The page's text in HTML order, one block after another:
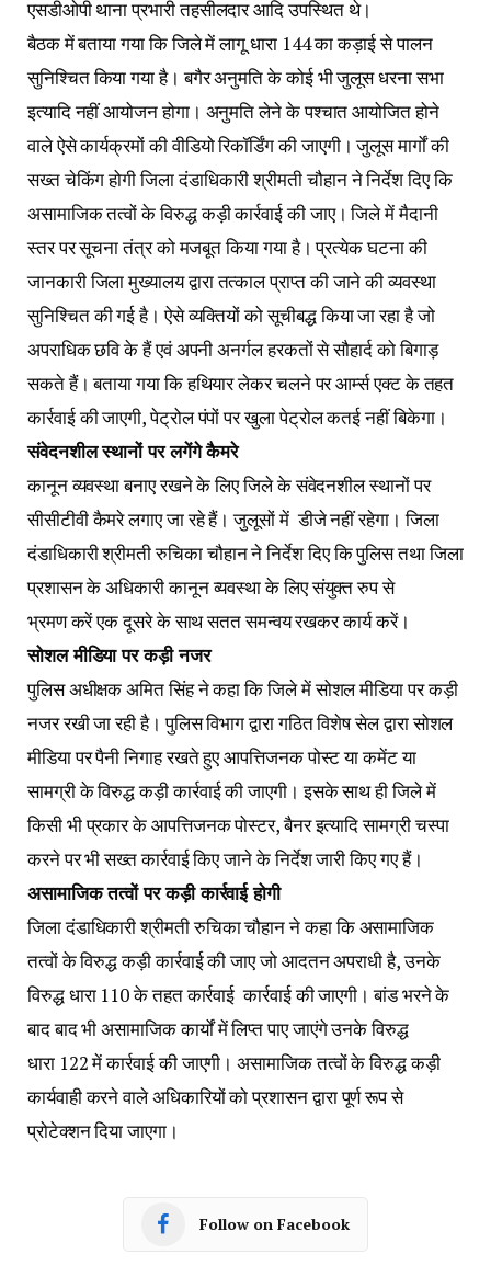
अपराधिक छवि के हैं एवं अपनी अनर्गल हरकतों से सौहार्द को बिगाड़
सकते हैं। बताया गया कि हथियार लेकर चलने पर आर्म्स एक्ट के तहत
कार्रवाई की जाएगी, पेट्रोल पंपों पर खुला पेट्रोल कतई नहीं बिकेगा।
संवेदनशील स्थानों पर लगेंगे कैमरे
कानून व्यवस्था बनाए रखने के लिए जिले के संवेदनशील स्थानों पर
सीसीटीवी कैमरे लगाए जा रहे हैं। जुलूसों में डीजे नहीं रहेगा। जिला
दंडाधिकारी श्रीमती रुचिका चौहान ने निर्देश दिए कि पुलिस तथा जिला
प्रशासन के अधिकारी कानून व्यवस्था के लिए संयुक्त रुप से
भ्रमण करें एक दूसरे के साथ सतत समन्वय रखकर कार्य करें।
सोशल मीडिया पर कड़ी नजर
पुलिस अधीक्षक अमित सिंह ने कहा कि जिले में सोशल मीडिया पर कड़ी
नजर रखी जा रही है। पुलिस विभाग द्वारा गठित विशेष सेल द्वारा सोशल
मीडिया पर पैनी निगाह रखते हुए आपत्तिजनक पोस्ट या कमेंट या
सामग्री के विरुद्ध कड़ी कार्रवाई की जाएगी। इसके साथ ही जिले में
किसी भी प्रकार के आपत्तिजनक पोस्टर, बैनर इत्यादि सामग्री चस्पा
करने पर भी सख्त कार्रवाई किए जाने के निर्देश जारी किए गए हैं।
असामाजिक तत्वों पर कड़ी कार्रवाई होगी
जिला दंडाधिकारी श्रीमती रुचिका चौहान ने कहा कि असामाजिक
तत्वों के विरुद्ध कड़ी कार्रवाई की जाए जो आदतन अपराधी है, उनके
विरुद्ध धारा 110 के तहत कार्रवाई कार्रवाई की जाएगी। बांड भरने के
बाद बाद भी असामाजिक कार्यों में लिप्त पाए जाएंगे उनके विरुद्ध
धारा 122 में कार्रवाई की जाएगी। असामाजिक तत्वों के विरुद्ध कड़ी
कार्यवाही करने वाले अधिकारियों को प्रशासन द्वारा पूर्ण रूप से
प्रोटेक्शन दिया जाएगा।
Follow on Facebook
Facebook Twitter Pinterest LinkedIn Tumblr
PREVIOUS ARTICLE
बेटी की आत्महत्या से हताश पिता ने भी
फांसी लगाई,बाजना क्षेत्र के ग्राम
NEXT ARTICLE
कर दिए संकेत, कलेक्टर और एसपी ने